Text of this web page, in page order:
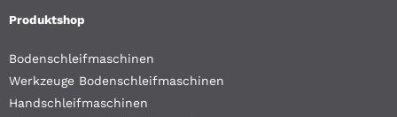
Produktshop
Bodenschleifmaschinen
Werkzeuge Bodenschleifmaschinen
Handschleifmaschinen